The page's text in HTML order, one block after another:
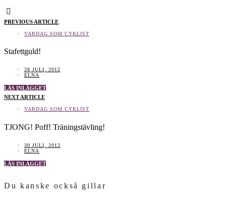
PREVIOUS ARTICLE
VARDAG SOM CYKLIST
Stafettguld!
28 JULI, 2012
ELNA
LÄS INLÄGGET
NEXT ARTICLE
VARDAG SOM CYKLIST
TJONG! Poff! Träningstävling!
30 JULI, 2012
ELNA
LÄS INLÄGGET
Du kanske också gillar